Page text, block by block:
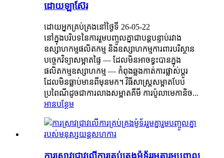
ដោយឡាស៊ែរ
ដោយអ្នកគ្រប់គ្រងនៅថ្ងៃទី 26-05-22
នៅក្នុងបរិបទនៃការរួមបញ្ចូលគ្នាជាបន្តបន្ទាប់រវាង
ឧស្សាហកម្មផលិតកម្ម និងឧស្សាហកម្មការពារបរិស្ថាន
បច្ចេកវិទ្យាសម្អាតផ្ទៃ — ដែលមិនអាចខ្វះបានក្នុង
ផលិតកម្មឧស្សាហកម្ម — កំពុងឆ្លងកាត់ការផ្លាស់ប្តូរ
ដែលមិនធ្លាប់មានពីមុនមក។ វិធីសាស្រ្តសម្អាតបែប
ប្រពៃណីដូចជាការលាងសម្អាតគីមី ការប៉ូលាមេកានិច...
អានបន្ថែម
ការស្រាវជ្រាវលើការគ្រប់គ្រងម៉ូទ័ររួមគ្នារួមបញ្ចូល